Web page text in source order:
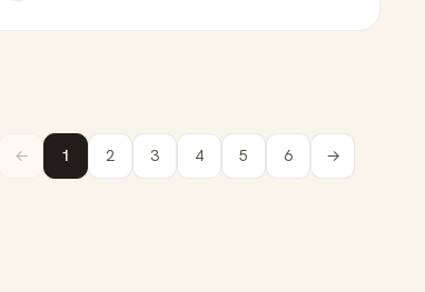
← 1 2 3 4 5 6 →